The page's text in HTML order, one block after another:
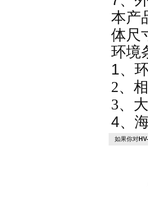
本产
体尺
环境
1、
2、
3、
4、
如果你对